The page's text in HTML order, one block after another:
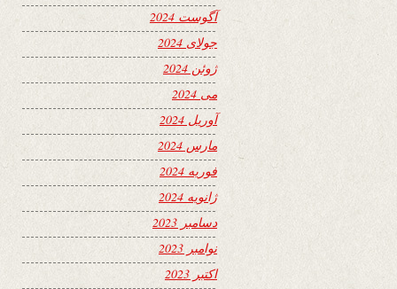
آگوست 2024
جولای 2024
ژوئن 2024
می 2024
آوریل 2024
مارس 2024
فوریه 2024
ژانویه 2024
دسامبر 2023
نوامبر 2023
اکتبر 2023